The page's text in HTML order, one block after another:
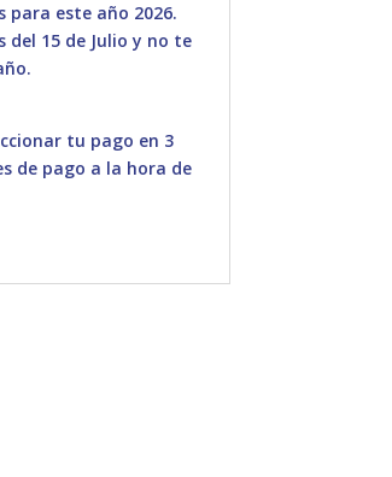
para este año 2026.
15 de Julio y no te
tu pago en 3
de pago a la hora de